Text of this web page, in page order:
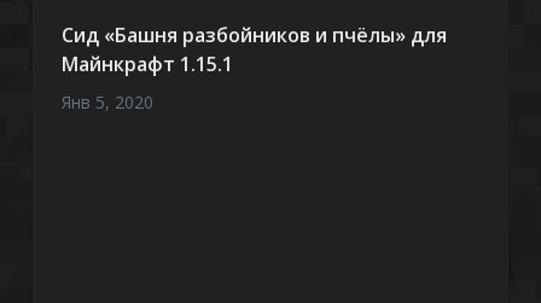
Сид «Башня разбойников и пчёлы» для
Майнкрафт 1.15.1
Янв 5, 2020